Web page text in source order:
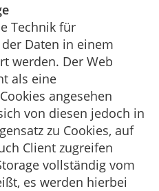
Technik für
Daten in einem
werden. Der Web
als eine
angesehen
von diesen jedoch in
zu Cookies, auf
Client zugreifen
vollständig vom
es werden hierbei